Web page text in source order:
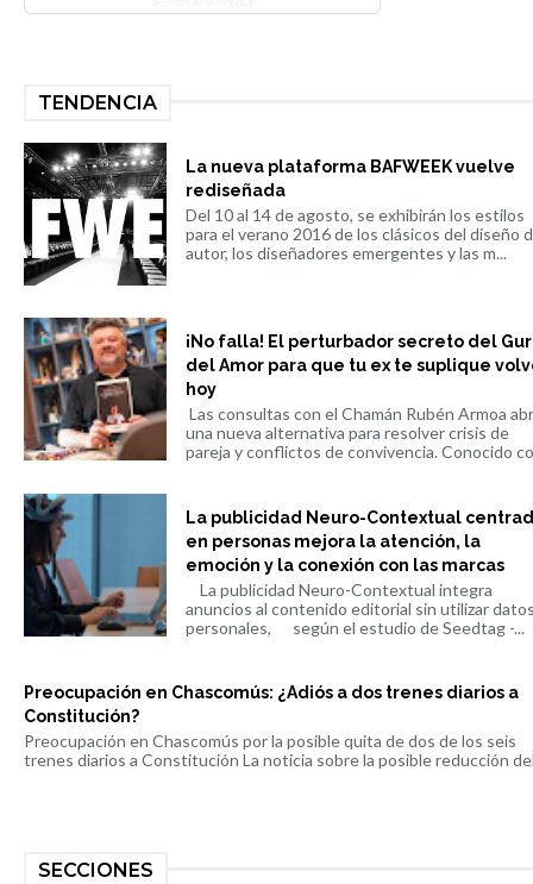
TENDENCIA
La nueva plataforma BAFWEEK vuelve
rediseñada
Del 10 al 14 de agosto, se exhibirán los estilos
para el verano 2016 de los clásicos del diseño
autor, los diseñadores emergentes y las m...
¡No falla! El perturbador secreto del
del Amor para que tu ex te suplique
hoy
Las consultas con el Chamán Rubén Armoa
una nueva alternativa para resolver crisis de
pareja y conflictos de convivencia. Conocido
La publicidad Neuro-Contextual
en personas mejora la atención, la
emoción y la conexión con las marcas
La publicidad Neuro-Contextual integra
anuncios al contenido editorial sin utilizar
personales, según el estudio de Seedtag -...
Preocupación en Chascomús: ¿Adiós a dos trenes diarios a
Constitución?
Preocupación en Chascomús por la posible quita de dos de los seis
trenes diarios a Constitución La noticia sobre la posible reducción
SECCIONES